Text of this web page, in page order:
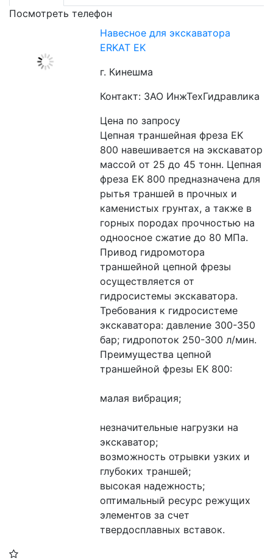
Посмотреть телефон
Навесное для экскаватора
ERKAT EK
г. Кинешма
Контакт: ЗАО ИнжТехГидравлика
Цена по запросу
Цепная траншейная фреза EK
800 навешивается на экскаватор
массой от 25 до 45 тонн. Цепная
фреза EK 800 предназначена для
рытья траншей в прочных и
каменистых грунтах, а также в
горных породах прочностью на
одноосное сжатие до 80 МПа.
Привод гидромотора
траншейной цепной фрезы
осуществляется от
гидросистемы экскаватора.
Требования к гидросистеме
экскаватора: давление 300-350
бар; гидропоток 250-300 л/мин.
Преимущества цепной
траншейной фрезы EK 800:
малая вибрация;
незначительные нагрузки на
экскаватор;
возможность отрывки узких и
глубоких траншей;
высокая надежность;
оптимальный ресурс режущих
элементов за счет
твердосплавных вставок.